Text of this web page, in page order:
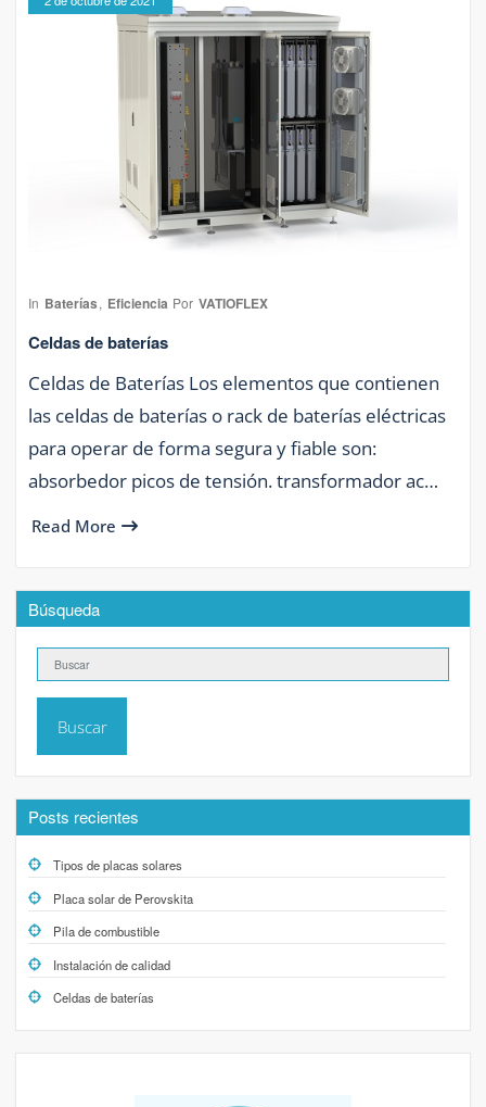
In Baterías, Eficiencia Por VATIOFLEX
Celdas de baterías
Celdas de Baterías Los elementos que contienen
las celdas de baterías o rack de baterías eléctricas
para operar de forma segura y fiable son:
absorbedor picos de tensión. transformador ac…
Read More
Búsqueda
Buscar
Posts recientes
Tipos de placas solares
Placa solar de Perovskita
Pila de combustible
Instalación de calidad
Celdas de baterías